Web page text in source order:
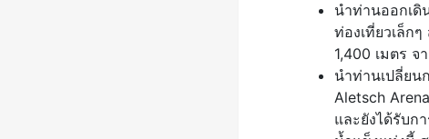
นำท่านออกเดิ
ท่องเที่ยวเล็ก
1,400 เมตร จ
นำท่านเปลี่ยน
Aletsch
และยังได้รับก